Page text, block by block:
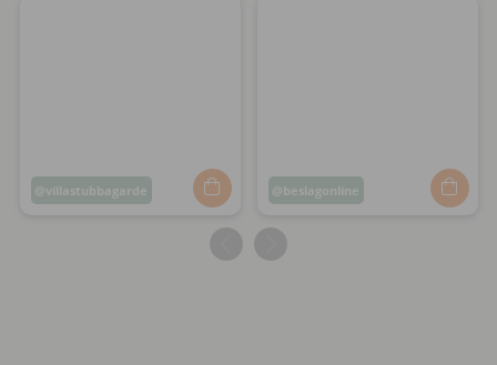
Opslag
villastubbagarde
Opslag
af
beslagonline